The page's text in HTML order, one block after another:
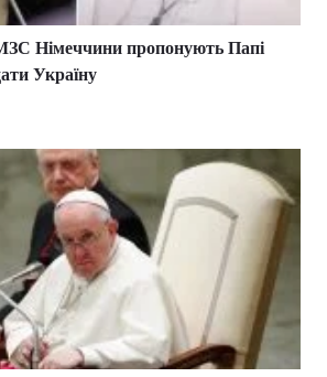
Німеччини пропонують Папі
Україну